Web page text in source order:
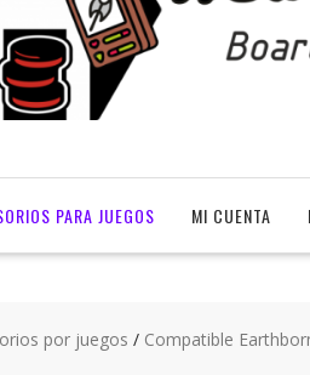
PARA JUEGOS MI CUENTA
por juegos / Compatible